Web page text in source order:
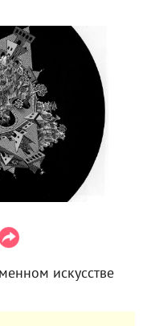
искусстве